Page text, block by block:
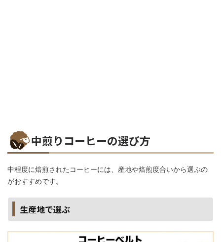
中煎りコーヒーの選び方
中程度に焙煎されたコーヒーには、産地や焙煎度合いから選ぶの
がおすすめです。
生産地で選ぶ